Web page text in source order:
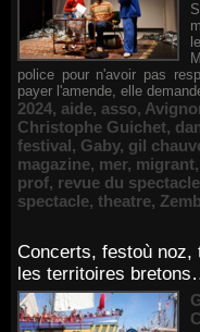
police pour n'avoir pas
payer l'amende, elle
2024, aide, asso,
Christophe Guichet,
festival, Gaby, gil
magazine, mer, migrant,
prof, revue du spectacle
spectacle, theatre,
Concerts, festoù noz,
les territoires